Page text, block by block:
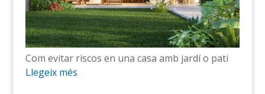
Com evitar riscos en una casa amb jardí o pati
Llegeix més